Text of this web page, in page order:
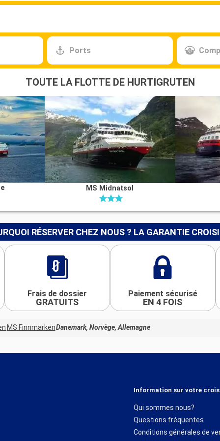
Ports
TOUTE LA FLOTTE DE HURTIGRUTEN
MS Midnatsol
RÉSERVER CHEZ NOUS ? LA GARANTIE
Frais de dossier
GRATUITS
Paiement sécurisé
EN 4 FOIS
MS FinnmarkenDanemark, Norvège, Allemagne
Information sur votre
Qui sommes nous?
Questions fréquentes
Conditions générales de